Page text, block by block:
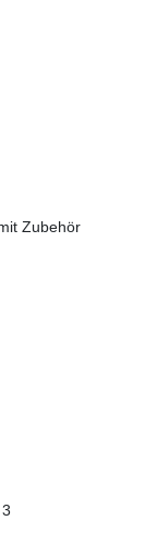
Zubehör